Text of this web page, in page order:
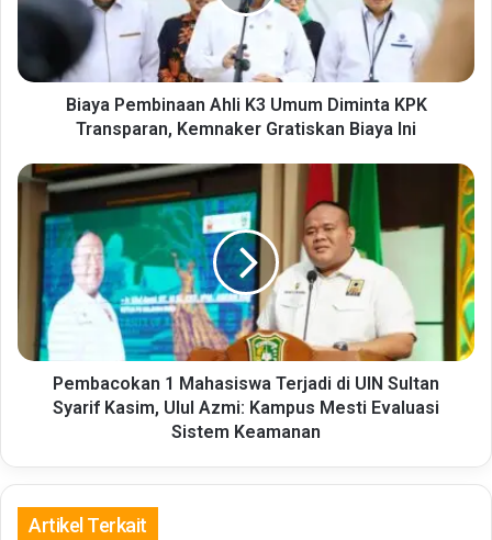
Diminta
Transparan,
Kemnaker
GratiskanBiaya Pembinaan Ahli K3 Umum Diminta KPK
Transparan, Kemnaker Gratiskan Biaya Ini
Pembacokan
Mahasiswa
Terjadi
Sultan
Syarif
Kasim,
Keamanan
Pembacokan 1 Mahasiswa Terjadi di UIN Sultan
Syarif Kasim, Ulul Azmi: Kampus Mesti Evaluasi
Sistem Keamanan
Artikel Terkait